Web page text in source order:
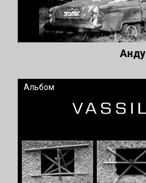
Анду
Альбом